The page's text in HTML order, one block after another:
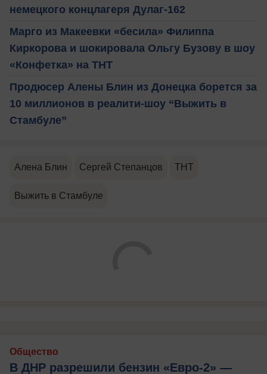
немецкого концлагеря Дулаг-162
Марго из Макеевки «бесила» Филиппа
Киркорова и шокировала Ольгу Бузову в шоу
«Конфетка» на ТНТ
Продюсер Алены Блин из Донецка борется за
10 миллионов в реалити-шоу “Выжить в
Стамбуле”
Алена Блин Сергей Степанцов ТНТ
Выжить в Стамбуле
Общество
В ДНР разрешили бензин «Евро-2» —